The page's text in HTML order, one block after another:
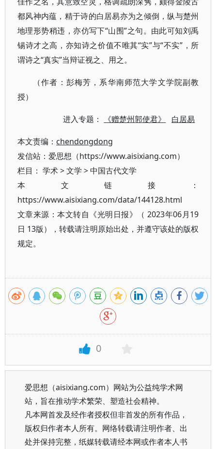
都风神内蕴，精于诗的白居易亦为之倾倒，纵与楚州
地理形势稍违，亦仿写下“山围”之句。由此可知刘禹
锡诗才之高，亦知诗之价值不唯其“实”与“不实”，所
谓诗之“真实”当辩证视之、用之。
（作者：彭梅芳，系华南师范大学文学院副教
授）
进入专题： 《赠楚州郭使君》 白居易
本文责编： chendongdong
发信站：爱思想（https://www.aisixiang.com）
栏目： 学术>文学 >中国古代文学
本文链接：
https://www.aisixiang.com/data/144128.html
文章来源：本文转自《光明日报》（ 2023年06月19
日 13版），转载请注明原始出处，并遵守该处的版权
规定。
0
爱思想（aisixiang.com）网站为公益纯学术网
站，旨在推动学术繁荣、塑造社会精神。
凡本网首发及经作者授权但非首发的所有作品，
版权归作者本人所有。网络转载请注明作者、出
处并保持完整，纸媒转载请经本网或作者本人书